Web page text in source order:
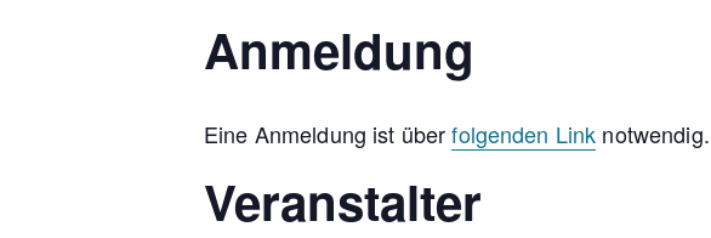
Anmeldung
Eine Anmeldung ist überfolgenden Link notwendig.
Veranstalter